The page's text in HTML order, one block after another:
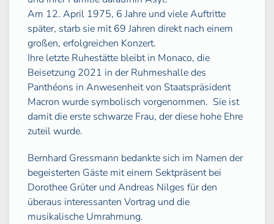
Am 12. April 1975, 6 Jahre und viele Auftritte
später, starb sie mit 69 Jahren direkt nach einem
großen, erfolgreichen Konzert.
Ihre letzte Ruhestätte bleibt in Monaco, die
Beisetzung 2021 in der Ruhmeshalle des
Panthéons in Anwesenheit von Staatspräsident
Macron wurde symbolisch vorgenommen. Sie ist
damit die erste schwarze Frau, der diese hohe Ehre
zuteil wurde.
Bernhard Gressmann bedankte sich im Namen der
begeisterten Gäste mit einem Sektpräsent bei
Dorothee Grüter und Andreas Nilges für den
überaus interessanten Vortrag und die
musikalische Umrahmung.